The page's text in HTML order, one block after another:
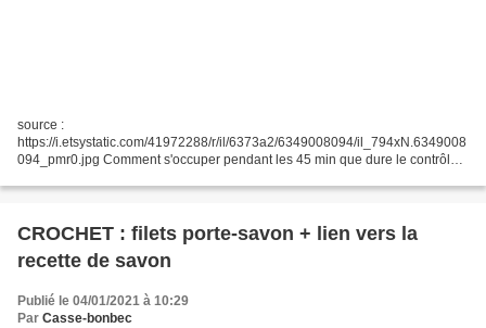
source :
https://i.etsystatic.com/41972288/r/il/6373a2/6349008094/il_794xN.6349008
094_pmr0.jpg Comment s'occuper pendant les 45 min que dure le contrôle
mètres de là environ,...
CROCHET : filets porte-savon + lien vers la
recette de savon
Publié le 04/01/2021 à 10:29
Par Casse-bonbec